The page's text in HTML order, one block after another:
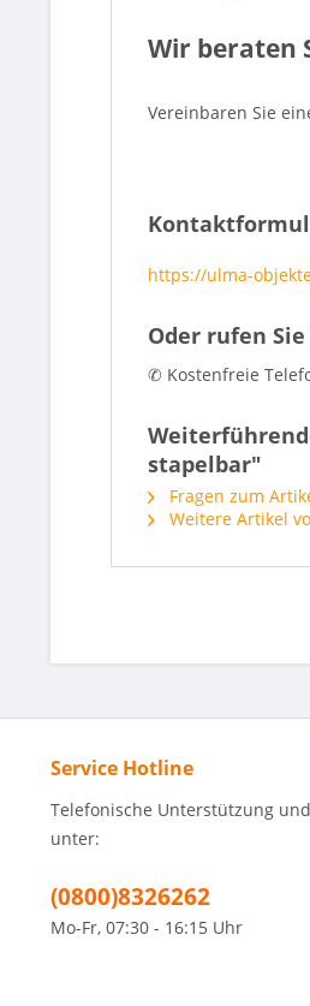
Wir beraten
Vereinbaren Sie
https://ulma-
Oder rufen
✆ Kostenfreie
stapelbar"
Fragen zum
Weitere Artikel
Service Hotline
Telefonische Unterstützung
unter:
(0800)8326262
Mo-Fr, 07:30 - 16:15 Uhr